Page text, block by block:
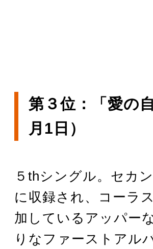
第３位：「愛の
月1日）
５thシングル。セカ
に収録され、コーラ
加しているアッパー
りなファーストアル